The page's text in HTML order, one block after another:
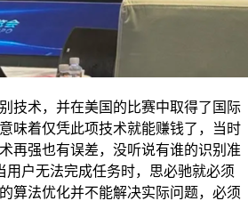
术，并在美国的比赛中取得了国际
味着仅凭此项技术就能赚钱了，当时
再强也有误差，没听说有谁的识别准
用户无法完成任务时，思必驰就必须
算法优化并不能解决实际问题，必须